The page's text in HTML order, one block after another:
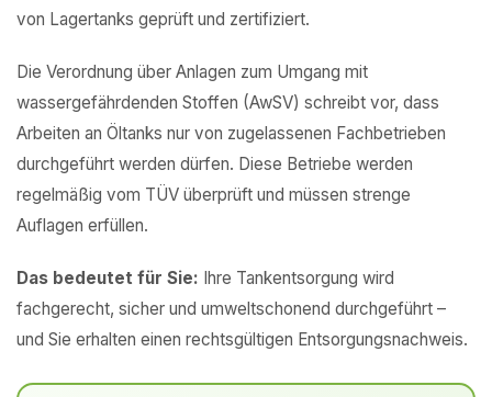
von Lagertanks geprüft und zertifiziert.
Die Verordnung über Anlagen zum Umgang mit
wassergefährdenden Stoffen (AwSV) schreibt vor, dass
Arbeiten an Öltanks nur von zugelassenen Fachbetrieben
durchgeführt werden dürfen. Diese Betriebe werden
regelmäßig vom TÜV überprüft und müssen strenge
Auflagen erfüllen.
Das bedeutet für Sie: Ihre Tankentsorgung wird
fachgerecht, sicher und umweltschonend durchgeführt –
und Sie erhalten einen rechtsgültigen Entsorgungsnachweis.